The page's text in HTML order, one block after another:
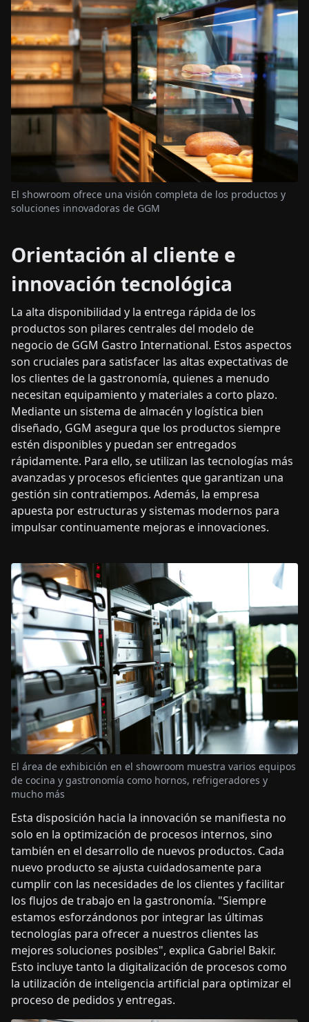
El showroom ofrece una visión completa de los productos y
soluciones innovadoras de GGM
Orientación al cliente e
innovación tecnológica
La alta disponibilidad y la entrega rápida de los
productos son pilares centrales del modelo de
negocio de GGM Gastro International. Estos aspectos
son cruciales para satisfacer las altas expectativas de
los clientes de la gastronomía, quienes a menudo
necesitan equipamiento y materiales a corto plazo.
Mediante un sistema de almacén y logística bien
diseñado, GGM asegura que los productos siempre
estén disponibles y puedan ser entregados
rápidamente. Para ello, se utilizan las tecnologías más
avanzadas y procesos eficientes que garantizan una
gestión sin contratiempos. Además, la empresa
apuesta por estructuras y sistemas modernos para
impulsar continuamente mejoras e innovaciones.
El área de exhibición en el showroom muestra varios equipos
de cocina y gastronomía como hornos, refrigeradores y
mucho más
Esta disposición hacia la innovación se manifiesta no
solo en la optimización de procesos internos, sino
también en el desarrollo de nuevos productos. Cada
nuevo producto se ajusta cuidadosamente para
cumplir con las necesidades de los clientes y facilitar
los flujos de trabajo en la gastronomía. "Siempre
estamos esforzándonos por integrar las últimas
tecnologías para ofrecer a nuestros clientes las
mejores soluciones posibles", explica Gabriel Bakir.
Esto incluye tanto la digitalización de procesos como
la utilización de inteligencia artificial para optimizar el
proceso de pedidos y entregas.